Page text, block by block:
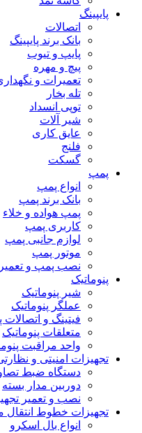
پایپینگ
اتصالات
بانک برند پایپینگ
پایپ و تیوب
پیچ و مهره
تعمیرات و
تله بخار
توپی انسداد
شیر آلات
عایق کاری
فلنج
گسکت
پمپ
انواع پمپ
بانک برند پمپ
پمپ هواده و خلاء
کاربری پمپ
لوازم جانبی پمپ
موتور پمپ
نصب پمپ و
پنوماتیک
شیر پنوماتیک
عملگر پنوماتیک
فیتینگ و اتصالات
متعلقات پنوماتیک
واحد مراقبت
تجهیزات امنیتی و
دستگاه ضبط
دوربین مدار بسته
نصب و تعمیر
تجهیزات خطوط انتقال
انواع بال اسکرو